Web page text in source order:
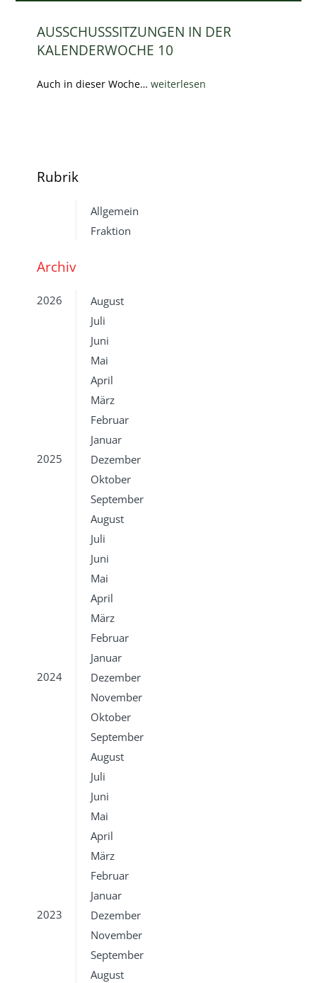
AUSSCHUSSSITZUNGEN IN DER
KALENDERWOCHE 10
Auch in dieser Woche…weiterlesen
Rubrik
Allgemein
Fraktion
Archiv
2026
August
Juli
Juni
Mai
April
März
Februar
Januar
2025
Dezember
Oktober
September
August
Juli
Juni
Mai
April
März
Februar
Januar
2024
Dezember
November
Oktober
September
August
Juli
Juni
Mai
April
März
Februar
Januar
2023
Dezember
November
September
August